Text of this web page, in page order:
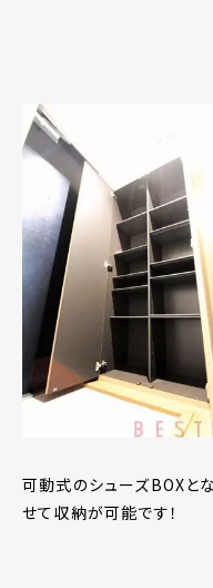
可動式のシューズBOXと
せて収納が可能です！